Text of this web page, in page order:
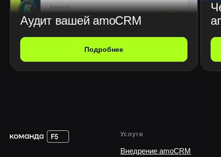
Аудит вашей amoCRM
Подробнее
Услуги
Внедрение amoCRM